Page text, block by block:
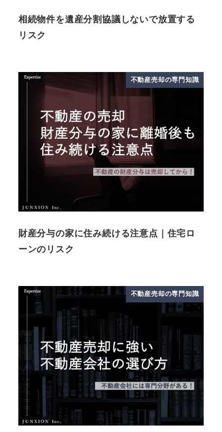
相続物件を遺産分割協議しないで放置する
リスク
不動産売却の専門知識
財産分与の家に住み続ける注意点｜住宅ロ
ーンのリスク
不動産売却の専門知識